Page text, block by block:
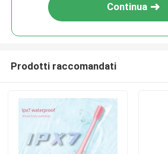
Continua
Prodotti raccomandati